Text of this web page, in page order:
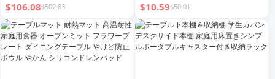
$106.08$502.83 $10.59$50.01